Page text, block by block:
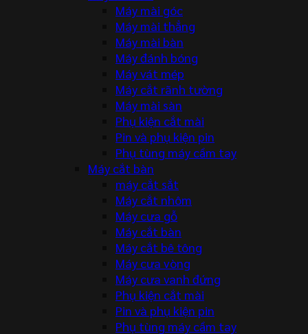
Máy mài góc
Máy mài thẳng
Máy mài bàn
Máy đánh bóng
Máy vát mép
Máy cắt rãnh tường
Máy mài sàn
Phụ kiện cắt mài
Pin và phụ kiện pin
Phụ tùng máy cầm tay
Máy cắt bàn
máy cắt sắt
Máy cắt nhôm
Máy cưa gỗ
Máy cắt bàn
Máy cắt bê tông
Máy cưa vòng
Máy cưa vanh đứng
Phụ kiện cắt mài
Pin và phụ kiện pin
Phụ tùng máy cầm tay